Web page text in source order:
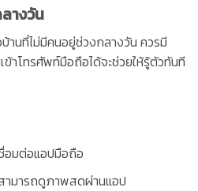
างวัน
านที่ไม่มีคนอยู่ช่วงกลางวัน ควรมี
โทรศัพท์มือถือได้จะช่วยให้รู้ตัวทันที
อมต่อแอปมือถือ
ามารถดูภาพสดผ่านแอป